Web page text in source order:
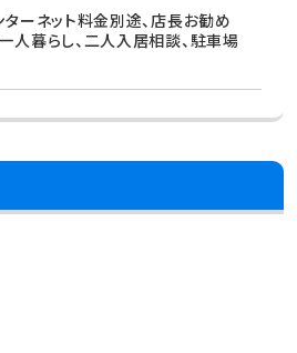
ターネット料金別途、店長お勧め
人暮らし、二人入居相談、駐車場